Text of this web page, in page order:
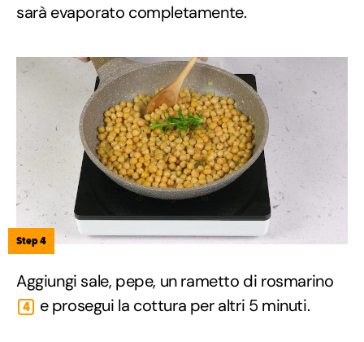
sarà evaporato completamente.
Step 4
Aggiungi sale, pepe, un rametto di rosmarino
4 e prosegui la cottura per altri 5 minuti.